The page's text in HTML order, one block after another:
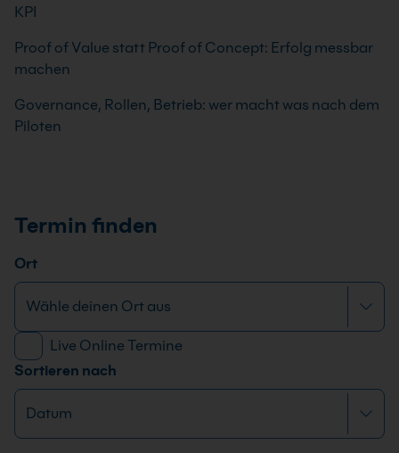
KPI
Proof of Value statt Proof of Concept: Erfolg messbar
machen
Governance, Rollen, Betrieb: wer macht was nach dem
Piloten
Termin finden
Ort
Live Online Termine
Sortieren nach